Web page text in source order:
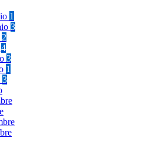
1
3
2
4
3
1
3